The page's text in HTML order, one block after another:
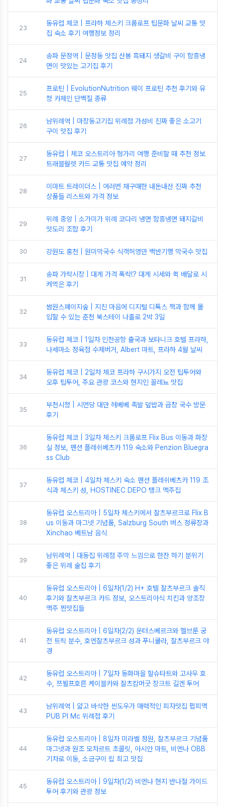
23
동유럽 체코 | 프라하 체스키 크롬로프 팁문화 날씨 교통 맛
집 숙소 후기 여행정보 정리
24
송파 문정역 | 문정동 맛집 산봉 흑돼지 생갈비 구이 함흥냉
면이 맛있는 고기집 후기
25
프로틴 | EvolutionNutrition 웨이 프로틴 추천 후기와 유
청 카제인 단백질 종류
26
남위례역 | 마장동고기집 위례점 가성비 진짜 좋은 소고기
구이 맛집 후기
27
동유럽 | 체코 오스트리아 헝가리 여행 준비할 때 추천 정보
트래블월렛 카드 교통 맛집 예약 정리
28
이마트 트레이더스 | 여러번 재구매한 내돈내산 진짜 추천
상품들 리스트와 가격 정보
29
위례 중앙 | 소가미가 위례 코다리 냉면 함흥냉면 돼지갈비
맛도리 조합 후기
30 강원도 홍천 | 원미막국수 식객허영만 백반기행 막국수 맛집
31
송파 가락시장 | 대게 가격 폭락!? 대게 시세와 퀵 배달로 시
켜먹은 후기
32
썸원스페이지숲 | 지친 마음에 디지털 디톡스 책과 함께 몰
입할 수 있는 춘천 북스테이 나홀로 2박 3일
33
동유럽 체코 | 1일차 인천공항 출국과 보타니크 호텔 프라하,
나세마소 정육점 수제버거, Albert 마트, 프라하 4월 날씨
34
동유럽 체코 | 2일차 체코 프라하 구시가지 오전 팁투어와
오후 팁투어, 주요 관광 코스와 현지인 꼴레뇨 맛집
35
부천시청 | 시먼당 대만 헤베베 족발 덮밥과 곱창 국수 방문
후기
36
동유럽 체코 | 3일차 체스키 크롬로프 Flix Bus 이동과 화장
실 정보, 펜션 플레쉬베츠카 119 숙소와 Penzion Bluegra
ss Club
37
동유럽 체코 | 4일차 체스키 숙소 펜션 플레쉬베츠카 119 조
식과 체스키 성, HOSTINEC DEPO 탱크 맥주집
38
동유럽 오스트리아 | 5일차 체스키에서 잘츠부르크로 Flix B
us 이동과 마그넷 기념품, Salzburg South 버스 정류장과
Xinchao 베트남 음식
39
남위례역 | 대동집 위례점 주막 느낌으로 한잔 하기 분위기
좋은 위례 술집 후기
40
동유럽 오스트리아 | 6일차(1/2) H+ 호텔 잘츠부르크 솔직
후기와 잘츠부르크 카드 정보, 오스트리아식 치킨과 양조장
맥주 찐맛집들
41
동유럽 오스트리아 | 6일차(2/2) 운터스베르크와 헬브룬 궁
전 트릭 분수, 호엔잘츠부르크 성과 푸니쿨라, 잘츠부르크 야
경
42
동유럽 오스트리아 | 7일차 동화마을 할슈타트와 고사우 호
수, 쯔뵐프호른 케이블카와 잘츠캄머굿 장크트 길겐 투어
43
남위례역 | 얇고 바삭한 씬도우가 매력적인 피자맛집 펍피맥
PUB PI Mc 위례점 후기
44
동유럽 오스트리아 | 8일차 미라벨 정원, 잘츠부르크 기념품
마그넷과 원조 모차르트 초콜릿, 아시안 마트, 비엔나 OBB
기차로 이동, 소금구이 립 최고 맛집
45
동유럽 오스트리아 | 9일차(1/2) 비엔나 현지 반나절 가이드
투어 후기와 관광 정보